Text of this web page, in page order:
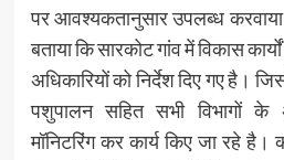
पर आवश्यकतानुसार उपलब्ध करवाया
बताया कि सारकोट गांव में विकास
अधिकारियों को निर्देश दिए गए है।
पशुपालन सहित सभी विभागों के
मॉनिटरिंग कर कार्य किए जा रहे है।